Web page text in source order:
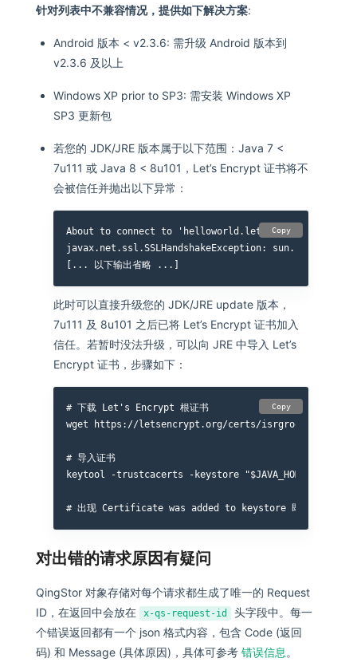
针对列表中不兼容情况，提供如下解决方案:
Android 版本 < v2.3.6: 需升级 Android 版本到
v2.3.6 及以上
Windows XP prior to SP3: 需安装 Windows XP
SP3 更新包
若您的 JDK/JRE 版本属于以下范围：Java 7 <
7u111 或 Java 8 < 8u101，Let’s Encrypt 证书将不
会被信任并抛出以下异常：
About to connect to 'helloworld.letsencrypt.org' on
javax.net.ssl.SSLHandshakeException:
Copy
此时可以直接升级您的 JDK/JRE update 版本，
7u111 及 8u101 之后已将 Let’s Encrypt 证书加入
信任。若暂时没法升级，可以向 JRE 中导入 Let’s
Encrypt 证书，步骤如下：
# 下载 Let's Encrypt 根证书
wget https://letsencrypt.org/certs/isrgrootx1.pem
# 导入证书
keytool -trustcacerts -keystore "$JAVA_HOME/
Copy
对出错的请求原因有疑问
QingStor 对象存储对每个请求都生成了唯一的 Request
ID，在返回中会放在
x-qs-request-id
头字段中。每一
个错误返回都有一个 json 格式内容，包含 Code (返回
码) 和 Message (具体原因)，具体可参考 错误信息 。